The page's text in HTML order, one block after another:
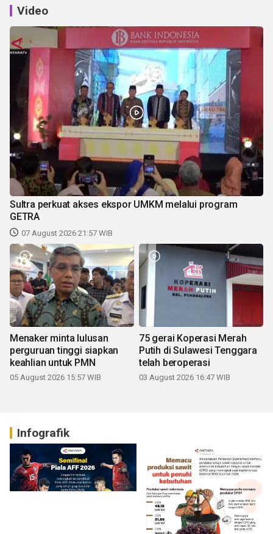
Video
Sultra perkuat akses ekspor UMKM melalui program
GETRA
07 August 2026 21:57 WIB
Menaker minta lulusan
perguruan tinggi siapkan
keahlian untuk PMN
05 August 2026 15:57 WIB
75 gerai Koperasi Merah
Putih di Sulawesi Tenggara
telah beroperasi
03 August 2026 16:47 WIB
Infografik